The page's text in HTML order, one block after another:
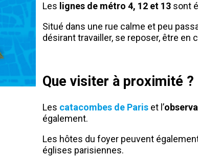
Les lignes de métro 4, 12 et 13sont
Situé dans une rue calme et peu
désirant travailler, se reposer, être en
Que visiter à proximité ?
Les catacombes de Pariset l’
également.
Les hôtes du foyer peuvent
églises parisiennes.